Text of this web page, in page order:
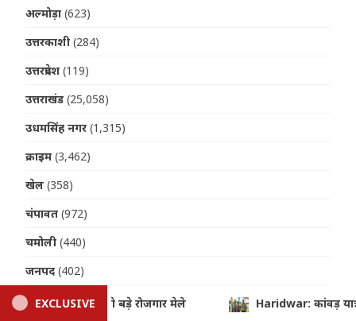
अल्मोड़ा (623)
उत्तरकाशी (284)
उत्तरप्रदेश (119)
उत्तराखंड (25,058)
उधमसिंह नगर (1,315)
क्राइम (3,462)
खेल (358)
चंपावत (972)
चमोली (440)
जनपद (402)
टिहरी(299)
EXCLUSIVE
के दौरान SDRF की मुस्तैदी, गंगा के तेज बहाव में फंसे 18 शिवभक्तों को